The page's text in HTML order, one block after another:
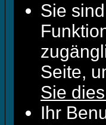
Sie
Seite,
Sie
Ihr